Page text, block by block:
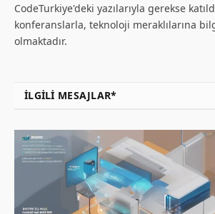
CodeTurkiye'deki yazılarıyla gerekse
konferanslarla, teknoloji meraklılarına
olmaktadır.
İLGILI MESAJLAR*